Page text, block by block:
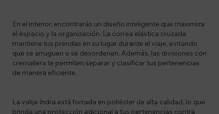
En el interior, encontrarás un diseño inteligente que maximiza
el espacio y la organización. La correa elástica cruzada
mantiene tus prendas en su lugar durante el viaje, evitando
que se arruguen o se desordenen. Además, las divisiones con
cremallera te permiten separar y clasificar tus pertenencias
de manera eficiente.
La valija Indra está forrada en poliéster de alta calidad, lo que
brinda una protección adicional a tus pertenencias contra